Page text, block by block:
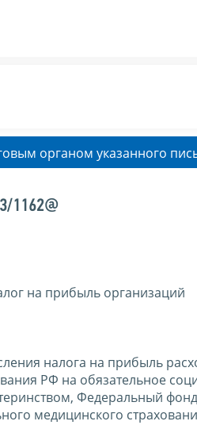
органом указанного
1162@
на прибыль организаций
налога на прибыль
РФ на обязательное
Федеральный
медицинского